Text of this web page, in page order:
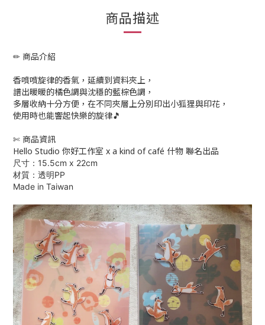
商品描述
✏ 商品介紹
香噴噴旋律的香氣，延續到資料夾上，
譜出暖暖的橘色調與沈穩的藍棕色調，
多層收納十分方便，在不同夾層上分別印出小狐狸與印花，
使用時也能響起快樂的旋律🎵
✄ 商品資訊
Hello Studio 你好工作室 x a kind of café 什物 聯名出品
尺寸：15.5cm x 22cm
材質：透明PP
Made in Taiwan